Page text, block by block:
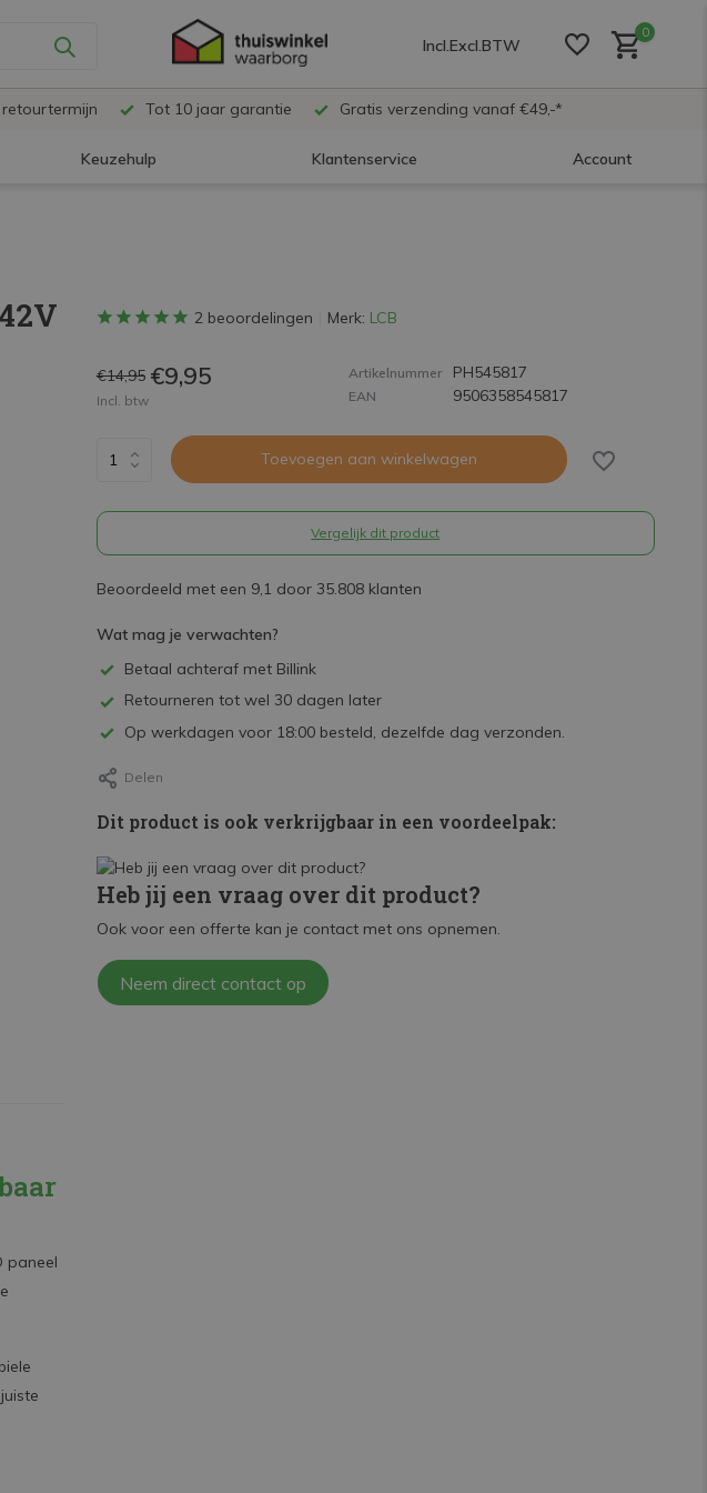
Incl.Excl.BTW
0
Tot 10 jaar garantie Gratis verzending vanaf €49,-*
Keuzehulp Klantenservice Account
paneel
2 beoordelingen Merk: LCB
€14,95 €9,95
Incl. btw
Artikelnummer PH545817
EAN 9506358545817
Toevoegen aan winkelwagen
Vergelijk dit product
Beoordeeld met een 9,1 door 35.808 klanten
Wat mag je verwachten?
Betaal achteraf met Billink
Retourneren tot wel 30 dagen later
Op werkdagen voor 18:00 besteld, dezelfde dag verzonden.
Delen
Dit product is ook verkrijgbaar in een voordeelpak:
Heb jij een vraag over dit product?
Ook voor een offerte kan je contact met ons opnemen.
Neem direct contact op